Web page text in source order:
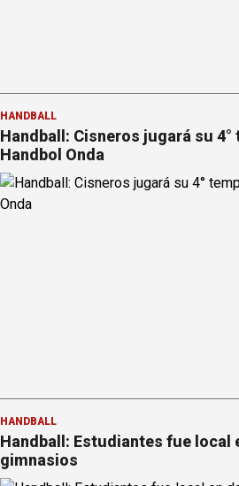
HANDBALL
Handball: Cisneros jugará su 4°
Handbol Onda
HANDBALL
Handball: Estudiantes fue local
gimnasios